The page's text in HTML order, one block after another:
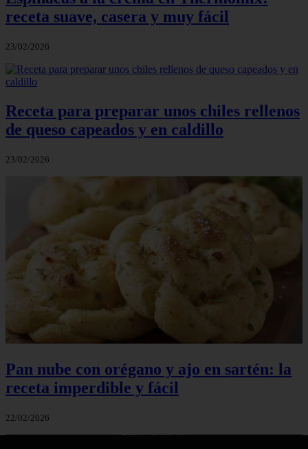
receta suave, casera y muy fácil
23/02/2026
Receta para preparar unos chiles rellenos
de queso capeados y en caldillo
23/02/2026
Pan nube con orégano y ajo en sartén: la
receta imperdible y fácil
22/02/2026